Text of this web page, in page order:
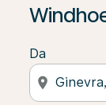
Da
location_on